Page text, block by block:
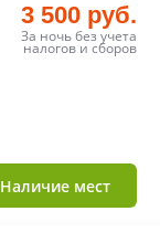
3 500 руб.
За ночь без учета
налогов и сборов
Наличие мест